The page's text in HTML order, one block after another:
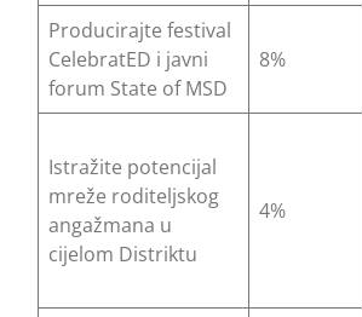
Producirajte festival
CelebratED i javni
forum State of MSD
8%
Istražite potencijal
mreže roditeljskog
angažmana u
cijelom Distriktu
4%